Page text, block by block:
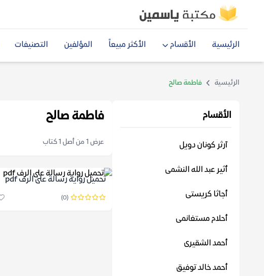
الرئيسية الأقسام الأكثر مبيعاً المؤلفين التصنيفات
الرئيسية فاطمة صالح
الأقسام
آرثر كونان دويل
أثير عبد الله النشمى
أجاثا كريستى
أحلام مستغانمى
أحمد الشقيرى
أحمد خالد توفيق
فاطمة صالح
عرض 1 من أصل 1 كتاب
تحميل رواية رسالة على الرف pdf
(0)